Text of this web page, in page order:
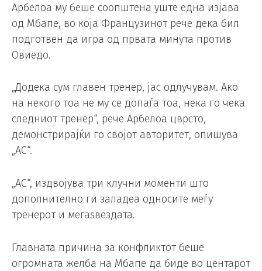
Арбелоа му беше соопштена уште една изјава
од Мбапе, во која Французинот рече дека бил
подготвен да игра од првата минута против
Овиедо.
„Додека сум главен тренер, јас одлучувам. Ако
на некого тоа не му се допаѓа тоа, нека го чека
следниот тренер“, рече Арбелоа цврсто,
демонстрирајќи го својот авторитет, опишува
„AС“.
„АС“, издвојува три клучни моменти што
дополнително ги заладеа односите меѓу
тренерот и мегаѕвездата.
Главната причина за конфликтот беше
огромната желба на Мбапе да биде во центарот